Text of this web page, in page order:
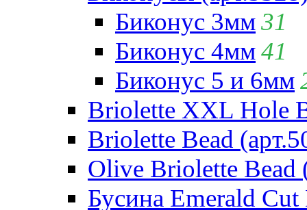
Биконус 3мм31
Биконус 4мм41
Биконус 5 и 6мм
Briolette XXL Hole
Briolette Bead
Olive Briolette Bead
Бусина Emerald Cut